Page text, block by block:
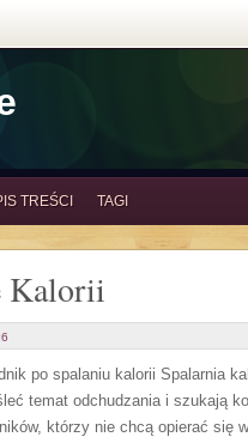
TREŚCI TAGI
Kalorii
po spalaniu kalorii Spalarnia
temat odchudzania i szukają
którzy nie chcą opierać się